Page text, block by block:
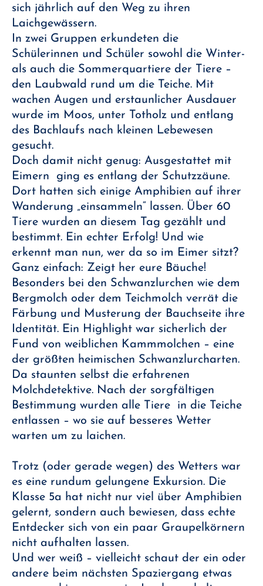
sich jährlich auf den Weg zu ihren
Laichgewässern.
In zwei Gruppen erkundeten die
Schülerinnen und Schüler sowohl die Winter-
als auch die Sommerquartiere der Tiere –
den Laubwald rund um die Teiche. Mit
wachen Augen und erstaunlicher Ausdauer
wurde im Moos, unter Totholz und entlang
des Bachlaufs nach kleinen Lebewesen
gesucht.
Doch damit nicht genug: Ausgestattet mit
Eimern ging es entlang der Schutzzäune.
Dort hatten sich einige Amphibien auf ihrer
Wanderung „einsammeln“ lassen. Über 60
Tiere wurden an diesem Tag gezählt und
bestimmt. Ein echter Erfolg! Und wie
erkennt man nun, wer da so im Eimer sitzt?
Ganz einfach: Zeigt her eure Bäuche!
Besonders bei den Schwanzlurchen wie dem
Bergmolch oder dem Teichmolch verrät die
Färbung und Musterung der Bauchseite ihre
Identität. Ein Highlight war sicherlich der
Fund von weiblichen Kammmolchen – eine
der größten heimischen Schwanzlurcharten.
Da staunten selbst die erfahrenen
Molchdetektive. Nach der sorgfältigen
Bestimmung wurden alle Tiere in die Teiche
entlassen – wo sie auf besseres Wetter
warten um zu laichen.
Trotz (oder gerade wegen) des Wetters war
es eine rundum gelungene Exkursion. Die
Klasse 5a hat nicht nur viel über Amphibien
gelernt, sondern auch bewiesen, dass echte
Entdecker sich von ein paar Graupelkörnern
nicht aufhalten lassen.
Und wer weiß – vielleicht schaut der ein oder
andere beim nächsten Spaziergang etwas